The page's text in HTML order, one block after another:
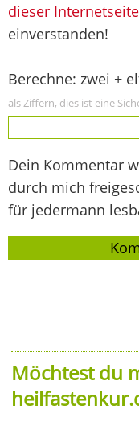
dieser Internetseite
einverstanden!
Berechne: zwei +
als Ziffern, dies ist eine
Dein Kommentar
durch mich
für jedermann
Möchtest du